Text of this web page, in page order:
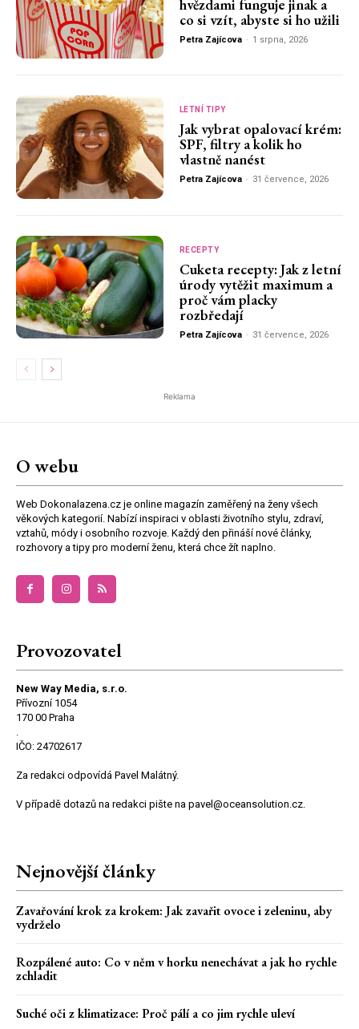
hvězdami funguje jinak a
co si vzít, abyste si ho užili
Petra Zajícova - 1 srpna, 2026
LETNÍ TIPY
Jak vybrat opalovací krém:
SPF, filtry a kolik ho
vlastně nanést
Petra Zajícova - 31 července, 2026
RECEPTY
Cuketa recepty: Jak z letní
úrody vytěžit maximum a
proč vám placky
rozbředají
Petra Zajícova - 31 července, 2026
Reklama
O webu
Web Dokonalazena.cz je online magazín zaměřený na ženy všech
věkových kategorií. Nabízí inspiraci v oblasti životního stylu, zdraví,
vztahů, módy i osobního rozvoje. Každý den přináší nové články,
rozhovory a tipy pro moderní ženu, která chce žít naplno.
Provozovatel
New Way Media, s.r.o.
Přívozní 1054
170 00 Praha
.
IČO: 24702617
Za redakci odpovídá Pavel Malátný.
V případě dotazů na redakci pište na pavel@oceansolution.cz.
Nejnovější články
Zavařování krok za krokem: Jak zavařit ovoce i zeleninu, aby
vydrželo
Rozpálené auto: Co v něm v horku nenechávat a jak ho rychle
zchladit
Suché oči z klimatizace: Proč pálí a co jim rychle uleví